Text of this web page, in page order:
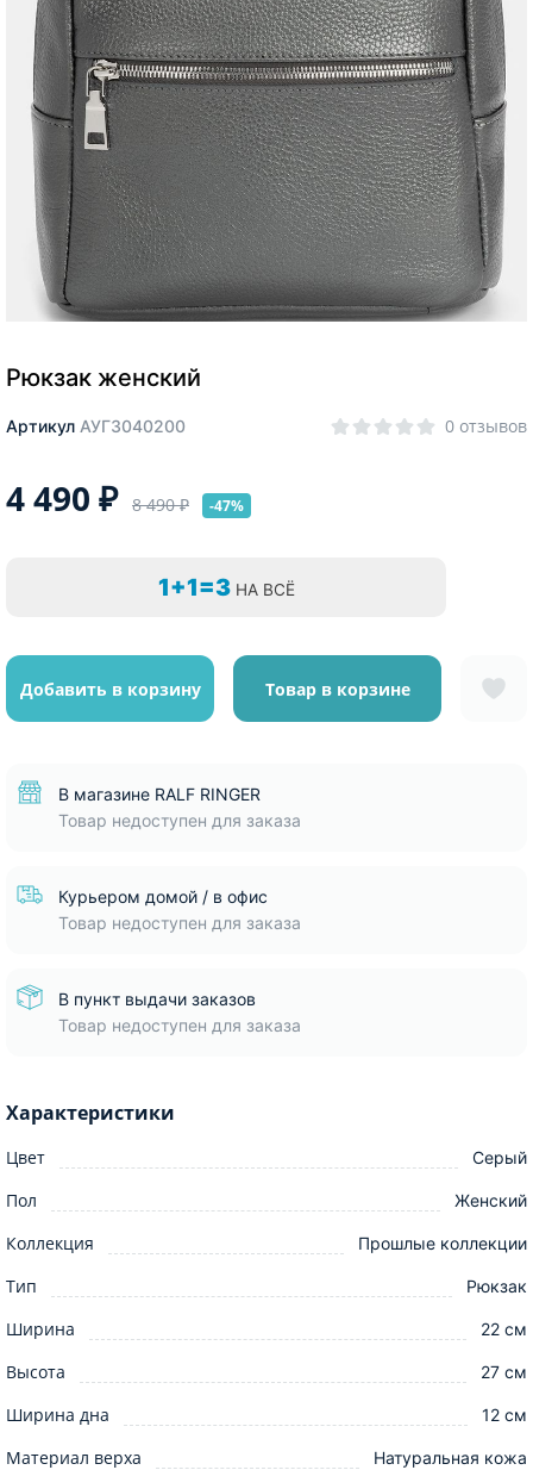
Москва
Да, все верно Изменить город
О компании
Рюкзак женский
Артикул АУГЗ040200 0 отзывов
4 490 ₽ 8 490₽ -47%
1+1=3 НА ВСЁ
Добавить в корзину Товар в корзине
В магазине RALF RINGER
Товар недоступен для заказа
Курьером домой / в офис
Товар недоступен для заказа
В пункт выдачи заказов
Товар недоступен для заказа
Характеристики
Цвет Серый
Пол Женский
Коллекция Прошлые коллекции
Тип Рюкзак
Ширина 22 см
Высота 27 см
Ширина дна 12 см
Материал верха Натуральная кожа